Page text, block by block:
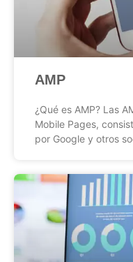
AMP
¿Qué es AMP? Las
Mobile Pages,
por Google y otros